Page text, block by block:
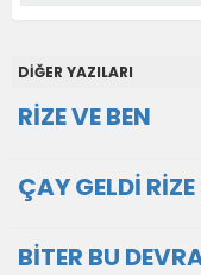
DİĞER YAZILARI
RİZE VE BEN
ÇAY GELDİ
BİTER BU